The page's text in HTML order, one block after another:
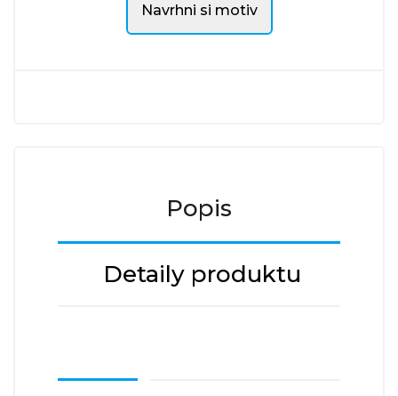
Navrhni si motiv
Popis
Detaily produktu